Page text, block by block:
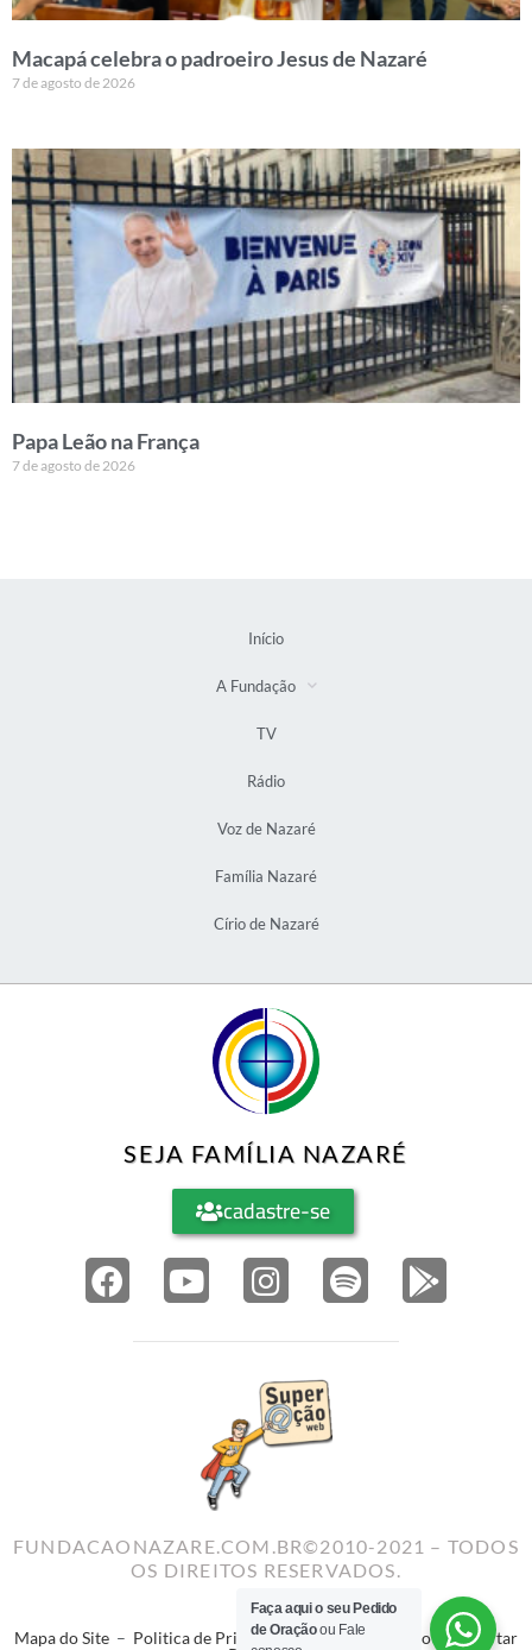
Macapá celebra o padroeiro Jesus de Nazaré
7 de agosto de 2026
Papa Leão na França
7 de agosto de 2026
Início
A Fundação
TV
Rádio
Voz de Nazaré
Família Nazaré
Círio de Nazaré
SEJA FAMÍLIA NAZARÉ
cadastre-se
FUNDACAONAZARE.COM.BR©2010-2021 – TODOS
OS DIREITOS RESERVADOS.
Mapa do Site – Politica de Privacidade–Termos de Uso–Reportar
Faça aqui o seu Pedido
de Oraçãoou Fale